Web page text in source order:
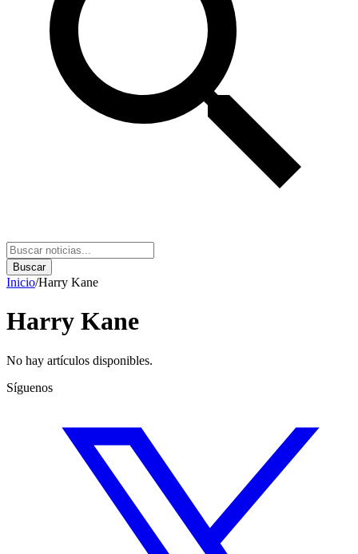
Buscar
Inicio/Harry Kane
Harry Kane
No hay artículos disponibles.
Síguenos